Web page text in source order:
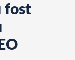
fost